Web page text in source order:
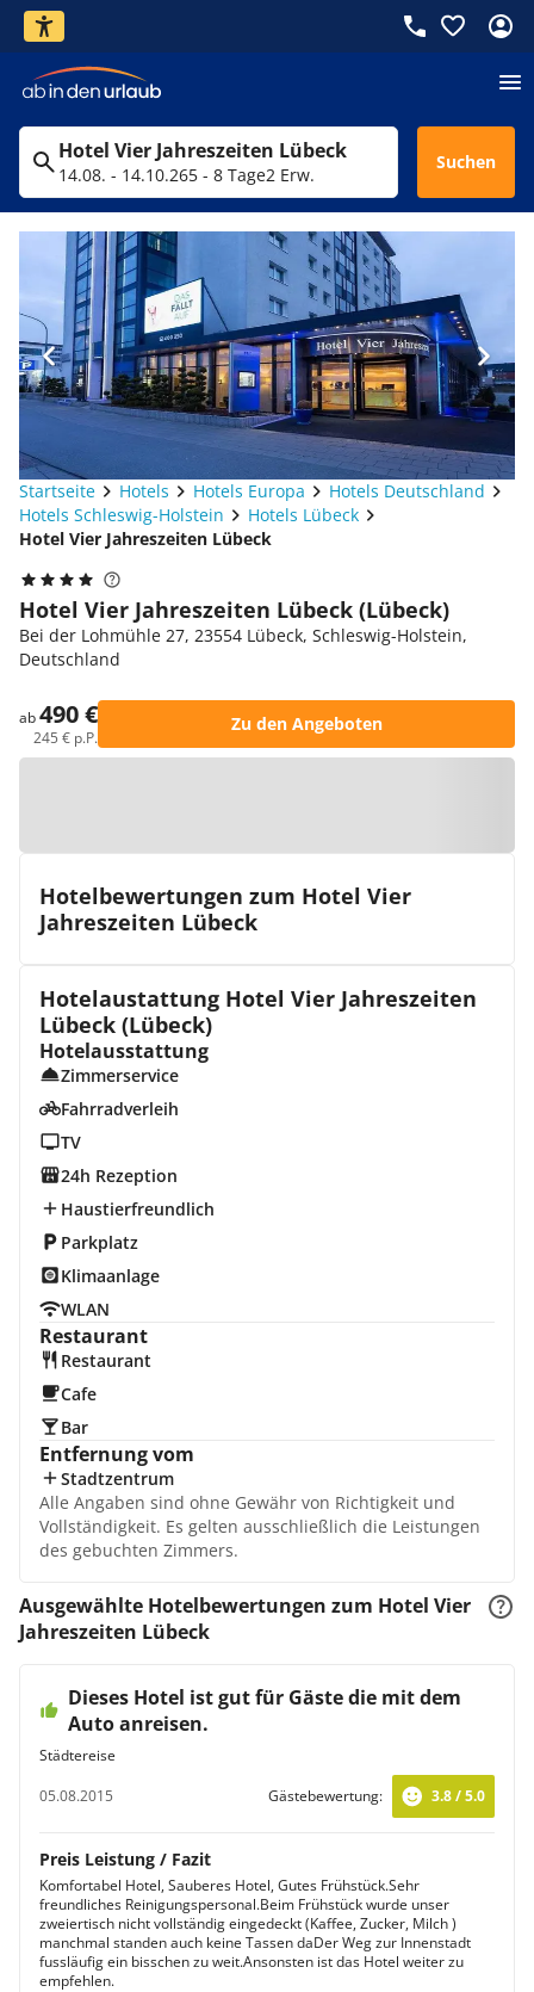
Hotel Vier Jahreszeiten Lübeck
14.08. - 14.10.265 - 8 Tage2 Erw.
Suchen
Startseite Hotels Hotels Europa
Hotels Deutschland
Hotels Schleswig-Holstein
Hotels Lübeck
Hotel Vier Jahreszeiten Lübeck
Hotel Vier Jahreszeiten Lübeck (Lübeck)
Bei der Lohmühle 27, 23554 Lübeck, Schleswig-Holstein,
Deutschland
ab490 €
245 € p.P.
Zu den Angeboten
Hotelbewertungen zum Hotel Vier
Jahreszeiten Lübeck
Hotelaustattung Hotel Vier Jahreszeiten
Lübeck (Lübeck)
Hotelausstattung
Zimmerservice
Fahrradverleih
TV
24h Rezeption
Haustierfreundlich
Parkplatz
Klimaanlage
WLAN
Restaurant
Restaurant
Cafe
Bar
Entfernung vom
Stadtzentrum
Alle Angaben sind ohne Gewähr von Richtigkeit und
Vollständigkeit. Es gelten ausschließlich die Leistungen
des gebuchten Zimmers.
Ausgewählte Hotelbewertungen zum Hotel Vier
Jahreszeiten Lübeck
Dieses Hotel ist gut für Gäste die mit dem
Auto anreisen.
Städtereise
05.08.2015
Gästebewertung: 3.8 / 5.0
Preis Leistung / Fazit
Komfortabel Hotel, Sauberes Hotel, Gutes Frühstück.Sehr
freundliches Reinigungspersonal.Beim Frühstück wurde unser
zweiertisch nicht vollständig eingedeckt (Kaffee, Zucker, Milch )
manchmal standen auch keine Tassen daDer Weg zur Innenstadt
fussläufig ein bisschen zu weit.Ansonsten ist das Hotel weiter zu
empfehlen.